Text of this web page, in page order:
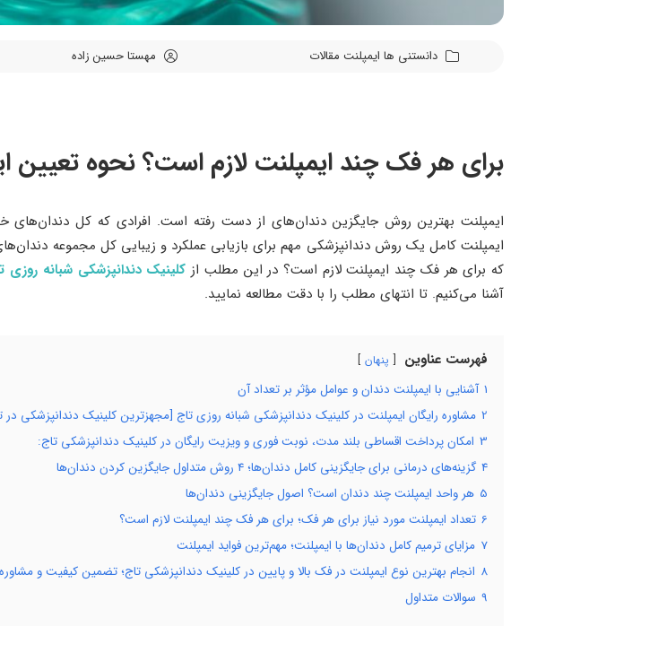
دانستنی ها ایمپلنت مقالات مهستا حسین زاده
برای هر فک چند ایمپلنت لازم است؟ نحوه تعیین
ایمپلنت بهترین روش جایگزین دندان‌های از دست رفته است. افرادی که کل دندان‌های
ایمپلنت کامل یک روش دندانپزشکی مهم برای بازیابی عملکرد و زیبایی کل مجموعه
که برای هر فک چند ایمپلنت لازم است؟ در این مطلب از کلینیک دندانپزشکی شبانه روزی
آشنا می‌کنیم. تا انتهای مطلب را با دقت مطالعه نمایید.
فهرست عناوین پنهان
1 آشنایی با ایمپلنت دندان و عوامل مؤثر بر تعداد آن
2 مشاوره رایگان ایمپلنت در کلینیک دندانپزشکی شبانه روزی تاج [مجهزترین کلینیک دندانپزشکی در
3 امکان پرداخت اقساطی بلند مدت، نوبت فوری و ویزیت رایگان در کلینیک دندانپزشکی تاج:
4 گزینه‌های درمانی برای جایگزینی کامل دندان‌ها؛ 4 روش متداول جایگزین کردن دندان‌ها
5 هر واحد ایمپلنت چند دندان است؟ اصول جایگزینی دندان‌ها
6 تعداد ایمپلنت مورد نیاز برای هر فک؛ برای هر فک چند ایمپلنت لازم است؟
7 مزایای ترمیم کامل دندان‌ها با ایمپلنت؛ مهم‌ترین فواید ایمپلنت
8 انجام بهترین نوع ایمپلنت در فک بالا و پایین در کلینیک دندانپزشکی تاج؛ تضمین کیفیت و
9 سوالات متداول